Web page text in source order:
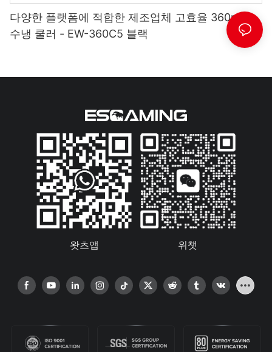
다양한 플랫폼에 적합한 제조업체 고효율 360mm
수냉 쿨러 - EW-360C5 블랙
왓츠앱 위챗